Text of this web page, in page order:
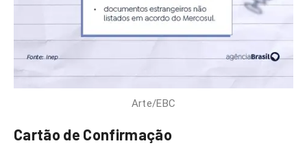
Arte/EBC
Cartão de Confirmação